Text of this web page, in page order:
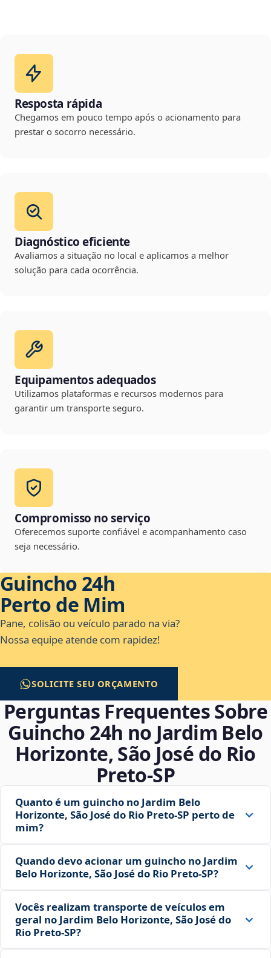
Resposta rápida
Chegamos em pouco tempo após o acionamento para
prestar o socorro necessário.
Diagnóstico eficiente
Avaliamos a situação no local e aplicamos a melhor
solução para cada ocorrência.
Equipamentos adequados
Utilizamos plataformas e recursos modernos para
garantir um transporte seguro.
Compromisso no serviço
Oferecemos suporte confiável e acompanhamento caso
seja necessário.
Guincho 24h
Perto de Mim
Pane, colisão ou veículo parado na via?
Nossa equipe atende com rapidez!
SOLICITE SEU ORÇAMENTO
Perguntas Frequentes Sobre
Guincho 24h no Jardim Belo
Horizonte, São José do Rio
Preto‑SP
Quanto é um guincho no Jardim Belo
Horizonte, São José do Rio Preto‑SP perto de
mim?
Quando devo acionar um guincho no Jardim
Belo Horizonte, São José do Rio Preto‑SP?
Vocês realizam transporte de veículos em
geral no Jardim Belo Horizonte, São José do
Rio Preto‑SP?